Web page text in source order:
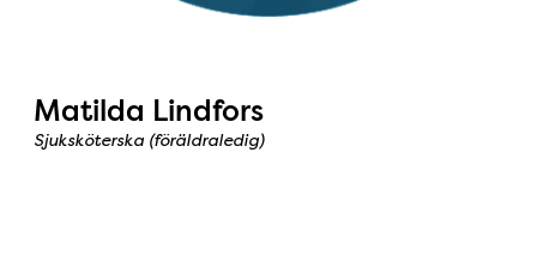
Matilda Lindfors
Sjuksköterska (föräldraledig)